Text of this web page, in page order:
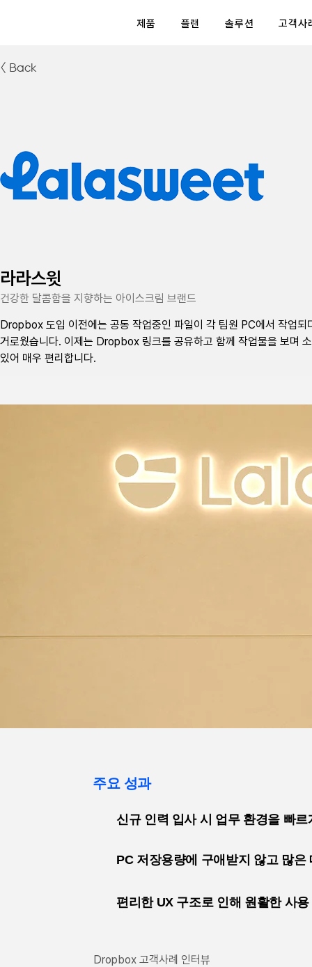
제품 플랜 솔루션 고객사
< Back
라라스윗
건강한 달콤함을 지향하는 아이스크림 브랜드
Dropbox 도입 이전에는 공동 작업중인 파일이 각 팀원 PC에서 작업되
거로웠습니다. 이제는 Dropbox 링크를 공유하고 함께 작업물을 보며
있어 매우 편리합니다.
PC 저장용량에 구애받지 않고 많은
편리한 UX 구조로 인해 원활한 사용
Dropbox 고객사례 인터뷰
주요 성과
신규 인력 입사 시 업무 환경을 빠르